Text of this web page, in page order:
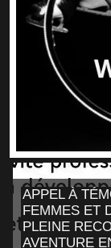
APPEL À
FEMMES ET
PLEINE
AVENTURE